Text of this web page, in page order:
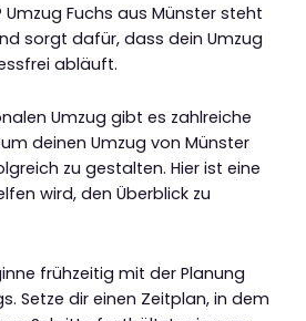
Fuchs aus Münster steht
sorgt dafür, dass dein Umzug
abläuft.
Umzug gibt es zahlreiche
deinen Umzug von Münster
zu gestalten. Hier ist eine
wird, den Überblick zu
frühzeitig mit der Planung
Setze dir einen Zeitplan, in dem